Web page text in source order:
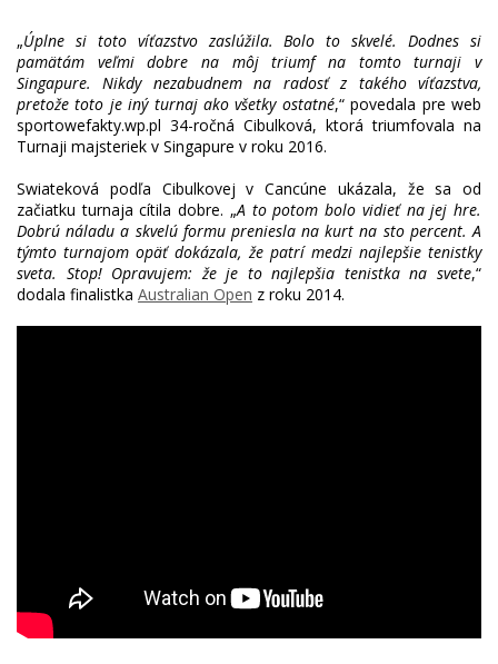
„Úplne si toto víťazstvo zaslúžila. Bolo to skvelé. Dodnes si
pamätám veľmi dobre na môj triumf na tomto turnaji v
Singapure. Nikdy nezabudnem na radosť z takého víťazstva,
pretože toto je iný turnaj ako všetky ostatné,“ povedala pre web
sportowefakty.wp.pl 34-ročná Cibulková, ktorá triumfovala na
Turnaji majsteriek v Singapure v roku 2016.
Swiateková podľa Cibulkovej v Cancúne ukázala, že sa od
začiatku turnaja cítila dobre. „A to potom bolo vidieť na jej hre.
Dobrú náladu a skvelú formu preniesla na kurt na sto percent. A
týmto turnajom opäť dokázala, že patrí medzi najlepšie tenistky
sveta. Stop! Opravujem: že je to najlepšia tenistka na svete,“
dodala finalistka Australian Open z roku 2014.